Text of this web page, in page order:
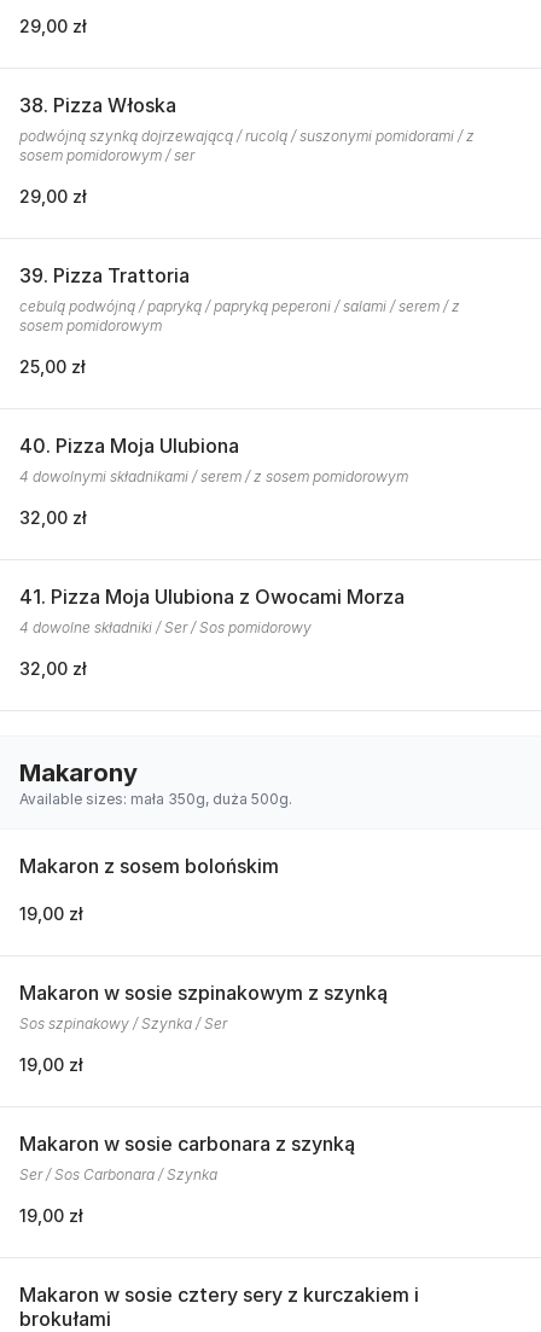
29,00 zł
38. Pizza Włoska
podwójną szynką dojrzewającą / rucolą / suszonymi pomidorami / z
sosem pomidorowym / ser
29,00 zł
39. Pizza Trattoria
cebulą podwójną / papryką / papryką peperoni / salami / serem / z
sosem pomidorowym
25,00 zł
40. Pizza Moja Ulubiona
4 dowolnymi składnikami / serem / z sosem pomidorowym
32,00 zł
41. Pizza Moja Ulubiona z Owocami Morza
4 dowolne składniki / Ser / Sos pomidorowy
32,00 zł
Makarony
Available sizes: mała 350g, duża 500g.
Makaron z sosem bolońskim
19,00 zł
Makaron w sosie szpinakowym z szynką
Sos szpinakowy / Szynka / Ser
19,00 zł
Makaron w sosie carbonara z szynką
Ser / Sos Carbonara / Szynka
19,00 zł
Makaron w sosie cztery sery z kurczakiem i
brokułami